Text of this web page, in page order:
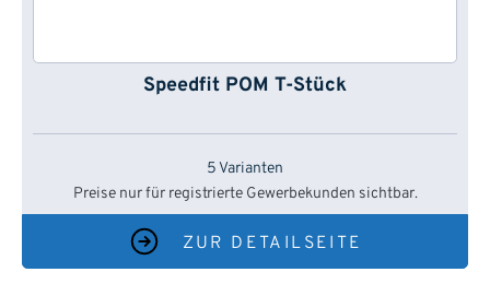
Speedfit POM T-Stück
5 Varianten
Preise nur für registrierte Gewerbekunden sichtbar.
ZUR DETAILSEITE